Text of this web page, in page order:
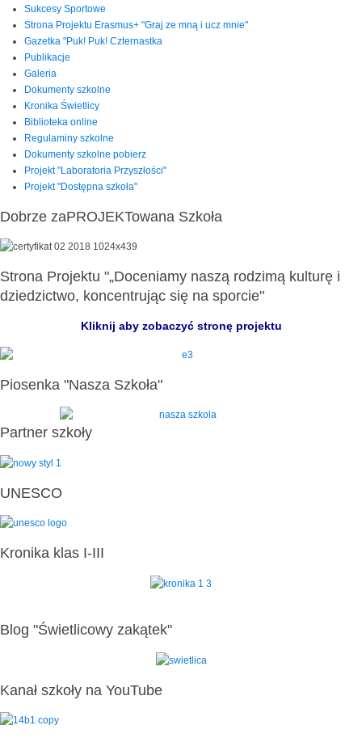
Sukcesy Sportowe
Strona Projektu Erasmus+ "Graj ze mną i ucz mnie"
Gazetka "Puk! Puk! Czternastka
Publikacje
Galeria
Dokumenty szkolne
Kronika Świetlicy
Biblioteka online
Regulaminy szkolne
Dokumenty szkolne pobierz
Projekt "Laboratoria Przyszłości"
Projekt "Dostępna szkoła"
Dobrze zaPROJEKTowana Szkoła
Strona Projektu "„Doceniamy naszą rodzimą kulturę i
dziedzictwo, koncentrując się na sporcie"
Kliknij aby zobaczyć stronę projektu
Piosenka "Nasza Szkoła"
Partner szkoły
UNESCO
Kronika klas I-III
Blog "Świetlicowy zakątek"
Kanał szkoły na YouTube